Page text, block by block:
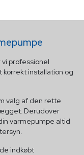
vi professionel
installation og
valg af den rette
Derudover
varmepumpe altid
indkøbt